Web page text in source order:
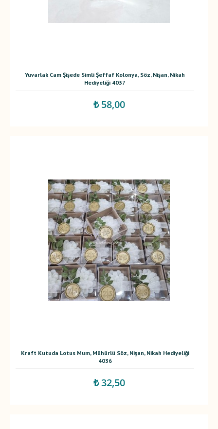
Yuvarlak Cam Şişede Simli Şeffaf Kolonya, Söz, Nişan, Nikah
Hediyeliği 4037
₺ 58,00
Kraft Kutuda Lotus Mum, Mühürlü Söz, Nişan, Nikah Hediyeliği
4036
₺ 32,50